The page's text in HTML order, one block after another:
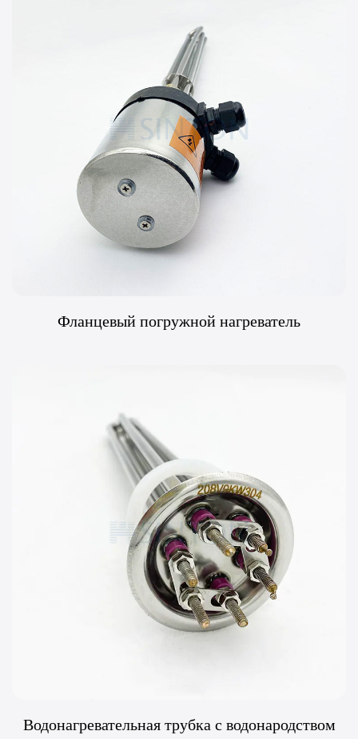
Фланцевый погружной нагреватель
Водонагревательная трубка с водонародством